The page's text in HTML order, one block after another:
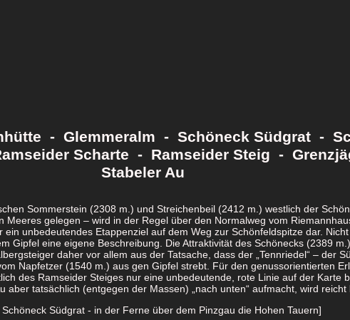
- Glemmeralm - Schöneck Südgrat -
Scharte - Ramseider Steig -
Stabeler Au
Sommerstein (2308 m.) und Streichenbeil (2412 m.) westlich der
Meeres gelegen – wird in der Regel über den Normalweg vom
ein unbedeutendes Etappenziel auf dem Weg zur Schönfeldspitze dar.
Gipfel eine eigene Beschreibung. Die Attraktivität des Schönecks (2389
daher vor allem aus der Tatsache, dass der „Tennriedel“ – der
Napfetzer (1540 m.) aus gen Gipfel strebt. Für den genussorientierten
des Ramseider Steiges nur eine unbedeutende, rote Linie auf der Karte
aber tatsächlich (entgegen der Massen) „nach unten“ aufmacht, wird reicht
Schöneck Südgrat - in der Ferne über dem Pinzgau die Hohen Tauern]